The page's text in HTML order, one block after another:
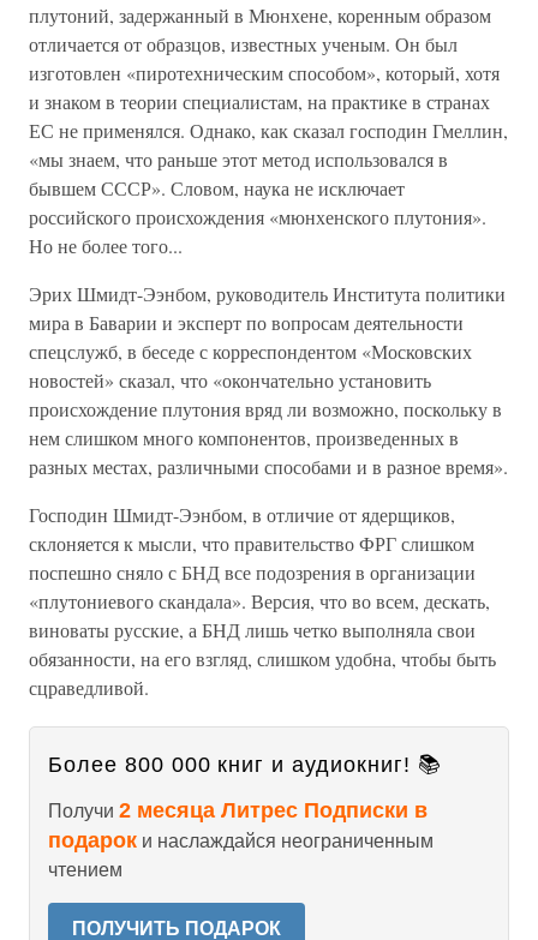
плутоний, задержанный в Мюнхене, коренным образом
отличается от образцов, известных ученым. Он был
изготовлен «пиротехническим способом», который, хотя
и знаком в теории специалистам, на практике в странах
ЕС не применялся. Однако, как сказал господин Гмеллин,
«мы знаем, что раньше этот метод использовался в
бывшем СССР». Словом, наука не исключает
российского происхождения «мюнхенского плутония».
Но не более того...
Эрих Шмидт-Ээнбом, руководитель Института политики
мира в Баварии и эксперт по вопросам деятельности
спецслужб, в беседе с корреспондентом «Московских
новостей» сказал, что «окончательно установить
происхождение плутония вряд ли возможно, поскольку в
нем слишком много компонентов, произведенных в
разных местах, различными способами и в разное время».
Господин Шмидт-Ээнбом, в отличие от ядерщиков,
склоняется к мысли, что правительство ФРГ слишком
поспешно сняло с БНД все подозрения в организации
«плутониевого скандала». Версия, что во всем, дескать,
виноваты русские, а БНД лишь четко выполняла свои
обязанности, на его взгляд, слишком удобна, чтобы быть
сцраведливой.
Более 800 000 книг и аудиокниг! 📚
Получи 2 месяца Литрес Подписки в
подарок и наслаждайся неограниченным
чтением
ПОЛУЧИТЬ ПОДАРОК